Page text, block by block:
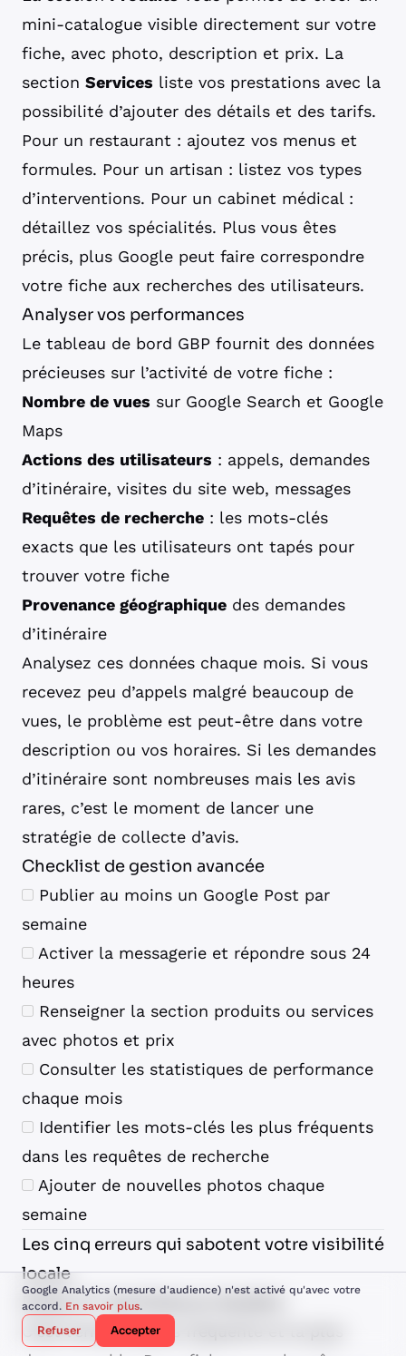
mini-catalogue visible directement sur votre
fiche, avec photo, description et prix. La
section Services liste vos prestations avec la
possibilité d’ajouter des détails et des tarifs.
Pour un restaurant : ajoutez vos menus et
formules. Pour un artisan : listez vos types
d’interventions. Pour un cabinet médical :
détaillez vos spécialités. Plus vous êtes
précis, plus Google peut faire correspondre
votre fiche aux recherches des utilisateurs.
Analyser vos performances
Le tableau de bord GBP fournit des données
précieuses sur l’activité de votre fiche :
Nombre de vues sur Google Search et Google
Maps
Actions des utilisateurs : appels, demandes
d’itinéraire, visites du site web, messages
Requêtes de recherche : les mots-clés
exacts que les utilisateurs ont tapés pour
trouver votre fiche
Provenance géographique des demandes
d’itinéraire
Analysez ces données chaque mois. Si vous
recevez peu d’appels malgré beaucoup de
vues, le problème est peut-être dans votre
description ou vos horaires. Si les demandes
d’itinéraire sont nombreuses mais les avis
rares, c’est le moment de lancer une
stratégie de collecte d’avis.
Checklist de gestion avancée
Publier au moins un Google Post par
semaine
Activer la messagerie et répondre sous 24
heures
Renseigner la section produits ou services
avec photos et prix
Consulter les statistiques de performance
chaque mois
Identifier les mots-clés les plus fréquents
dans les requêtes de recherche
Ajouter de nouvelles photos chaque
semaine
Les cinq erreurs qui sabotent votre visibilité
locale
Erreur n°1 : les fiches en doublon
C’est l’erreur la plus fréquente et la plus
Google Analytics (mesure d'audience) n'est activé qu'avec votre
accord. En savoir plus.
Refuser Accepter